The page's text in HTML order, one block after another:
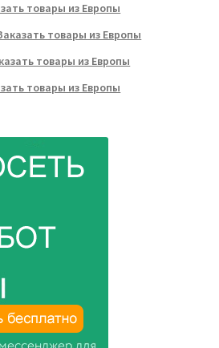
товары из Европы
товары из Европы
товары из Европы
товары из Европы